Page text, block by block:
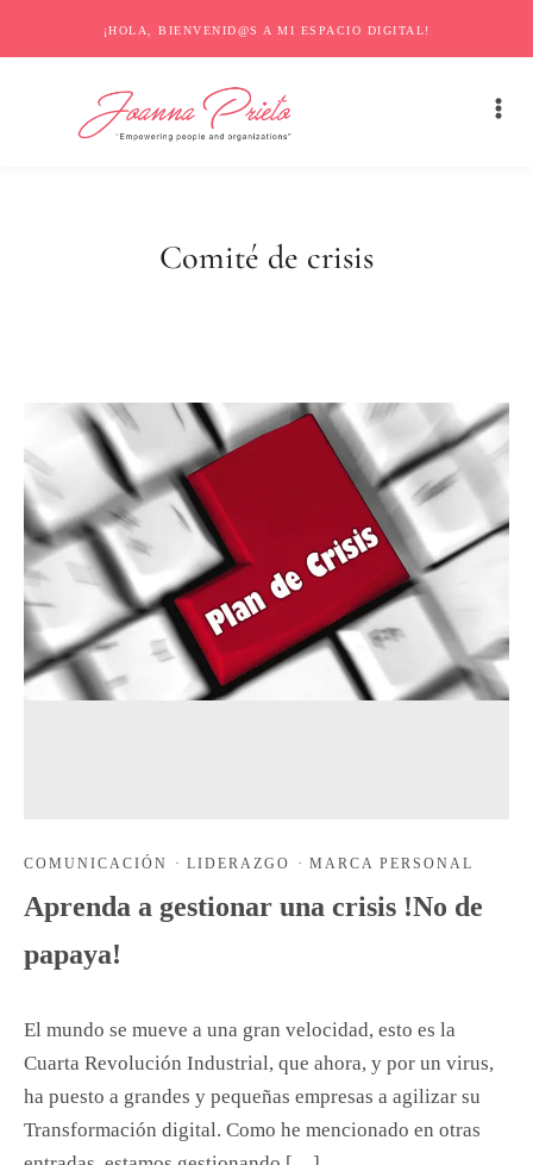
¡HOLA, BIENVENID@S A MI ESPACIO DIGITAL!
Comité de crisis
COMUNICACIÓN · LIDERAZGO · MARCA PERSONAL
Aprenda a gestionar una crisis !No de
papaya!
El mundo se mueve a una gran velocidad, esto es la
Cuarta Revolución Industrial, que ahora, y por un virus,
ha puesto a grandes y pequeñas empresas a agilizar su
Transformación digital. Como he mencionado en otras